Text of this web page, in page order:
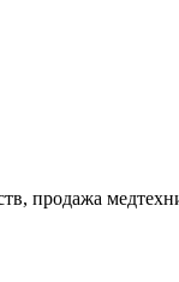
продажа